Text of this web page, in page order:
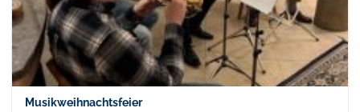
Musikweihnachtsfeier